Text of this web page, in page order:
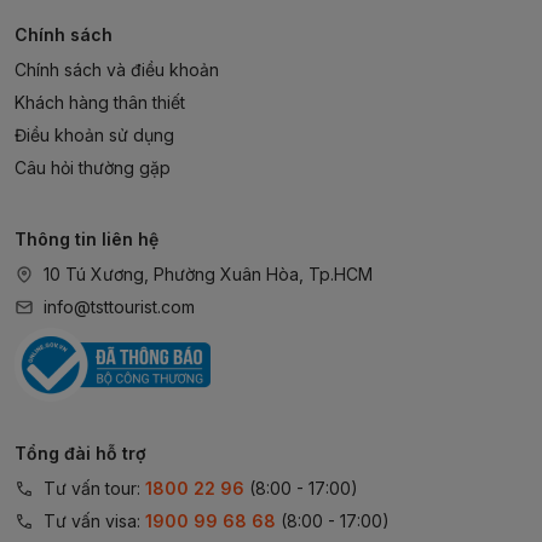
Chính sách
Chính sách và điều khoản
Khách hàng thân thiết
Điều khoản sử dụng
Câu hỏi thường gặp
Thông tin liên hệ
10 Tú Xương, Phường Xuân Hòa, Tp.HCM
info@tsttourist.com
Tổng đài hỗ trợ
Tư vấn tour: 1800 22 96 (8:00 - 17:00)
Tư vấn visa: 1900 99 68 68 (8:00 - 17:00)